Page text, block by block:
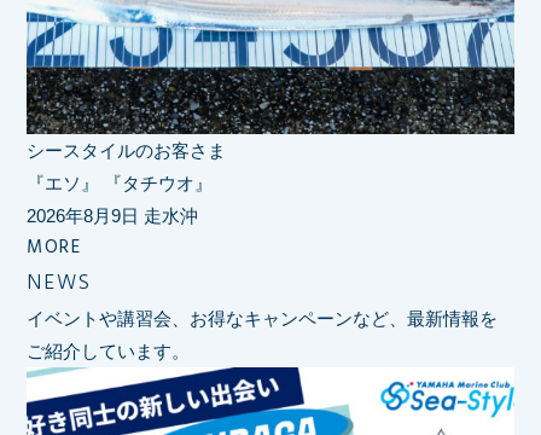
シースタイルのお客さま
『エソ』 『タチウオ』
2026年8月9日 走水沖
MORE
NEWS
イベントや講習会、お得なキャンペーンなど、最新情報を
ご紹介しています。